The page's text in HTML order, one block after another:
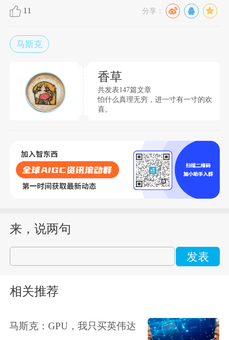
11 分享：
马斯克
香草
共发表147篇文章
怕什么真理无穷，进一寸有一寸的欢
喜。
来，说两句
发表
相关推荐
马斯克：GPU，我只买英伟达